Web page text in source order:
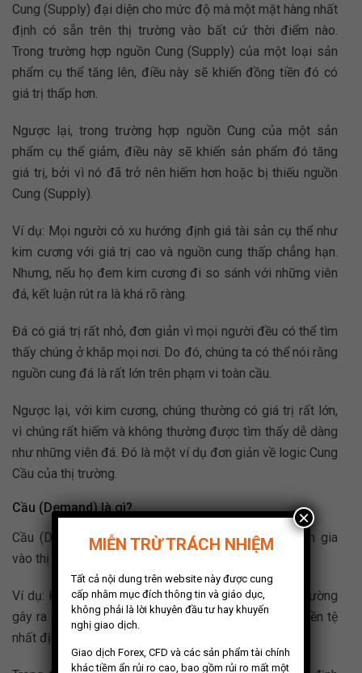
Cung (Supply) đại diện cho mức độ mà một mặt hàng nhất
định có sẵn trên thị trường vào bất cứ thời điểm nào.
Trong trường hợp nguồn Cung (Supply) của một loại sản
phẩm cụ thể tăng lên, điều này sẽ khiến đồng tiền đó có
giá trị thấp hơn.
Ngược lại, trong trường hợp nguồn Cung của một sản
phẩm cụ thể giảm, điều này sẽ khiến sản phẩm đó tăng
giá trị, bởi vì nó đã trở nên hiếm hơn hoặc bị thiếu nguồn
Cung (Supply).
Ví dụ: Mọi người có xu hướng định giá tài sản cụ thể như
kim cương với giá trị cao và nguồn cung thấp chẳng hạn.
Nhưng, nếu họ đem kim cương đi so sánh với những viên
đá, kết luận rút ra là khá rõ ràng.
Đá có giá trị rất nhỏ, đơn giản vì mọi người đều có thể tìm
thấy chúng ở khắp mọi nơi. Do đó, chúng ta có thể nói rằng
nguồn cung đá là rất lớn trên phạm vi toàn cầu.
Ngược lại, với kim cương, chúng thường có giá trị rất lớn,
vì chúng rất hiếm và không thường được tìm thấy dễ dàng
như những viên đá. Đó là một ví dụ đơn giản về logic Cung
Cầu của thị trường.
Cầu (Demand) là gì?
Cầu (Demand) thể hiện mức độ mà một người tham gia
vào thị trường muốn có một tài sản nhất định.
Ví dụ: Khi nói đến giao dịch tiền tệ, Cầu (Demand) thường
gây ra tác động ngược lại đến giá trị của một loại tiền tệ
nhất định so với Cung (Supply) đã đề cập ở trên.
MIỄN TRỪ TRÁCH NHIỆM
Tất cả nội dung trên website này được cung
cấp nhằm mục đích thông tin và giáo dục,
không phải là lời khuyên đầu tư hay khuyến
nghị giao dịch.
Giao dịch Forex, CFD và các sản phẩm tài chính
khác tiềm ẩn rủi ro cao, bao gồm rủi ro mất một
×